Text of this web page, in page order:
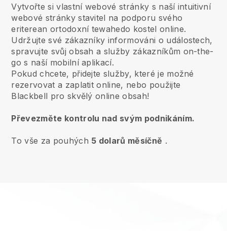
Vytvořte si vlastní webové stránky s naší intuitivní
webové stránky stavitel na podporu svého
eriterean ortodoxní tewahedo kostel online.
Udržujte své zákazníky informováni o událostech,
spravujte svůj obsah a služby zákazníkům on-the-
go s naší mobilní aplikací.
Pokud chcete, přidejte služby, které je možné
rezervovat a zaplatit online, nebo použijte
Blackbell pro skvělý online obsah!
Převezměte kontrolu nad svým podnikáním.
To vše za pouhých 5 dolarů měsíčně .